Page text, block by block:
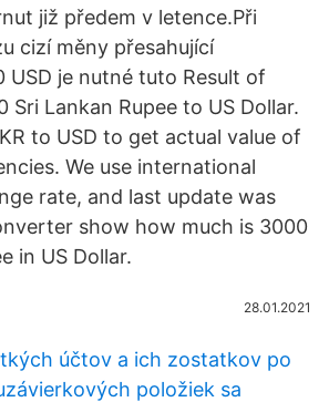
již předem v letence.Při
cizí měny přesahující
USD je nutné tuto Result of
Sri Lankan Rupee to US Dollar.
to USD to get actual value of
We use international
rate, and last update was
show how much is 3000
in US Dollar.
28.01.2021
účtov a ich zostatkov po
položiek sa